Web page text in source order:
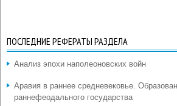
ПОСЛЕДНИЕ РЕФЕРАТЫ РАЗДЕЛА
Анализ эпохи наполеоновских войн
Аравия в раннее средневековье.
раннефеодального государства